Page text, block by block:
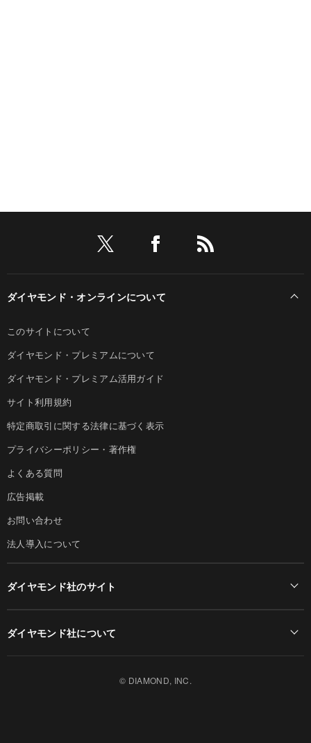
ダイヤモンド・オンラインについて
このサイトについて
ダイヤモンド・プレミアムについて
ダイヤモンド・プレミアム活用ガイド
サイト利用規約
特定商取引に関する法律に基づく表示
プライバシーポリシー・著作権
よくある質問
広告掲載
お問い合わせ
法人導入について
ダイヤモンド社のサイト
ダイヤモンド社について
© DIAMOND, INC.